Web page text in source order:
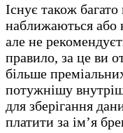
Існує також
наближаються або
але не
правило, за це ви
більше
потужнішу
для зберігання
платити за ім’я